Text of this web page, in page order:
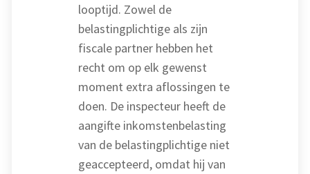
looptijd. Zowel de
belastingplichtige als zijn
fiscale partner hebben het
recht om op elk gewenst
moment extra aflossingen te
doen. De inspecteur heeft de
aangifte inkomstenbelasting
van de belastingplichtige niet
geaccepteerd, omdat hij van